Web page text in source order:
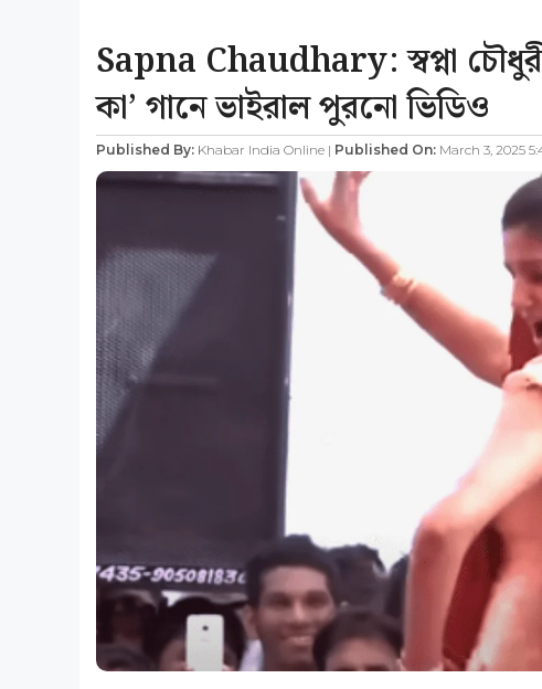
Sapna Chaudhary: স্বপ্না
কা’ গানে ভাইরাল পুরনো ভিডিও
Published By: Khabar India Online | Published On: March 3, 2025